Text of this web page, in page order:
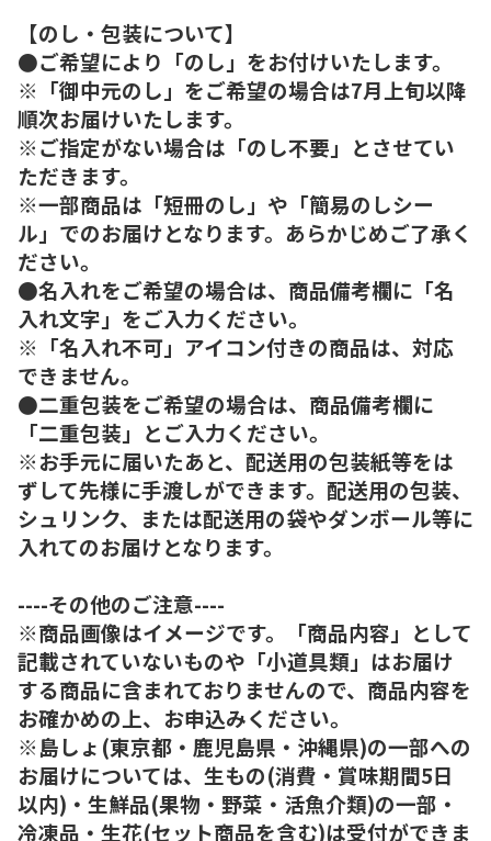
【のし・包装について】
●ご希望により「のし」をお付けいたします。
※「御中元のし」をご希望の場合は7月上旬以降
順次お届けいたします。
※ご指定がない場合は「のし不要」とさせてい
ただきます。
※一部商品は「短冊のし」や「簡易のしシー
ル」でのお届けとなります。あらかじめご了承く
ださい。
●名入れをご希望の場合は、商品備考欄に「名
入れ文字」をご入力ください。
※「名入れ不可」アイコン付きの商品は、対応
できません。
●二重包装をご希望の場合は、商品備考欄に
「二重包装」とご入力ください。
※お手元に届いたあと、配送用の包装紙等をは
ずして先様に手渡しができます。配送用の包装、
シュリンク、または配送用の袋やダンボール等に
入れてのお届けとなります。
----その他のご注意----
※商品画像はイメージです。「商品内容」として
記載されていないものや「小道具類」はお届け
する商品に含まれておりませんので、商品内容を
お確かめの上、お申込みください。
※島しょ(東京都・鹿児島県・沖縄県)の一部への
お届けについては、生もの(消費・賞味期間5日
以内)・生鮮品(果物・野菜・活魚介類)の一部・
冷凍品・生花(セット商品を含む)は受付ができま